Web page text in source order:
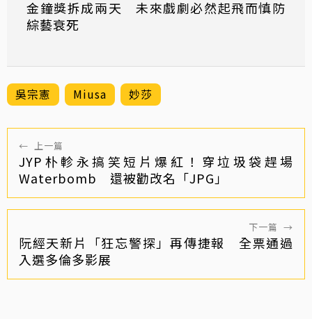
金鐘獎拆成兩天 未來戲劇必然起飛而慎防
綜藝衰死
吳宗憲 Miusa 妙莎
← 上一篇
JYP朴軫永搞笑短片爆紅！穿垃圾袋趕場
Waterbomb 還被勸改名「JPG」
下一篇 →
阮經天新片「狂忘警探」再傳捷報 全票通過
入選多倫多影展